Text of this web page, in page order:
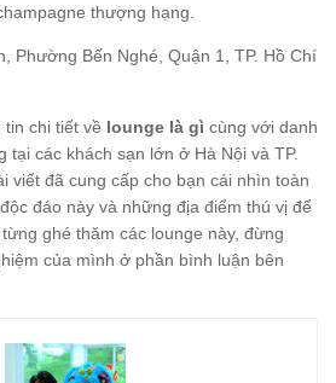
thượng hạng.
Phường Bến Nghé, Quận 1, TP. Hồ Chí
chi tiết về lounge là gì cùng với danh
tại các khách sạn lớn ở Hà Nội và TP.
viết đã cung cấp cho bạn cái nhìn toàn
đáo này và những địa điểm thú vị để
ghé thăm các lounge này, đừng
của mình ở phần bình luận bên